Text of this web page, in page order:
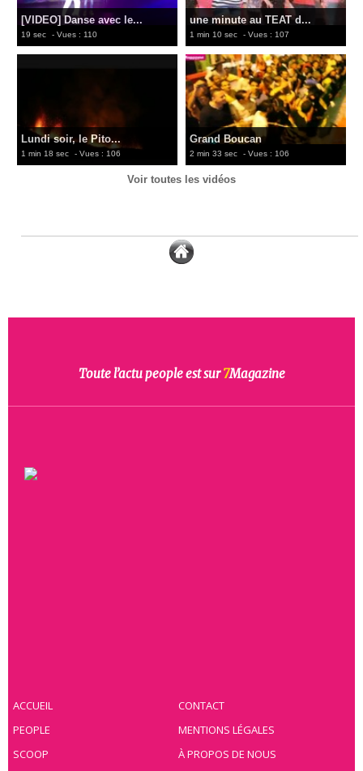
[VIDEO] Danse avec le...
19 sec - Vues : 110
une minute au TEAT d...
1 min 10 sec - Vues : 107
Lundi soir, le Pito...
1 min 18 sec - Vues : 106
Grand Boucan
2 min 33 sec - Vues : 106
Voir toutes les vidéos
Toute l’actu people est sur7Magazine
ACCUEIL
PEOPLE
SCOOP
CONTACT
MENTIONS LÉGALES
À PROPOS DE NOUS